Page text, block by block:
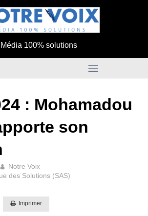
Média 100% solutions
: Mohamadou
son
Notre Voix
des Solutions (SAS)
Imprimer